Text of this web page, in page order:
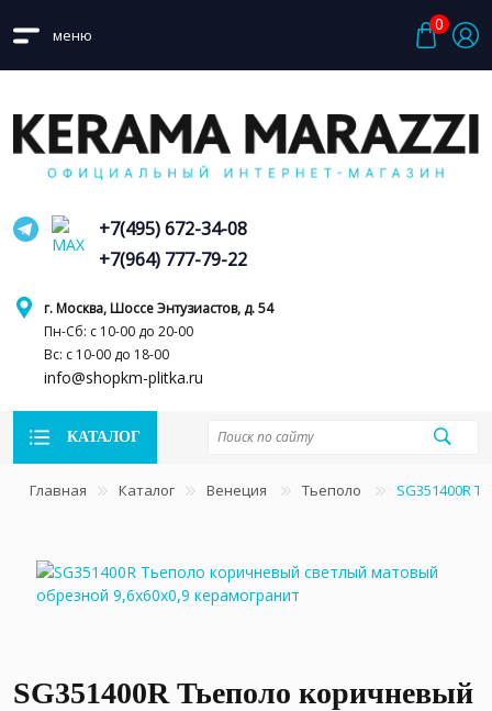
меню
0
г. Москва, Шоссе Энтузиастов, д. 54
Пн-Сб: с 10-00 до 20-00
Вс: с 10-00 до 18-00
info@shopkm-plitka.ru
+7(495) 672-34-08
+7(964) 777-79-22
КАТАЛОГ
Главная Каталог Венеция Тьеполо SG351400R
SG351400R Тьеполо коричневый